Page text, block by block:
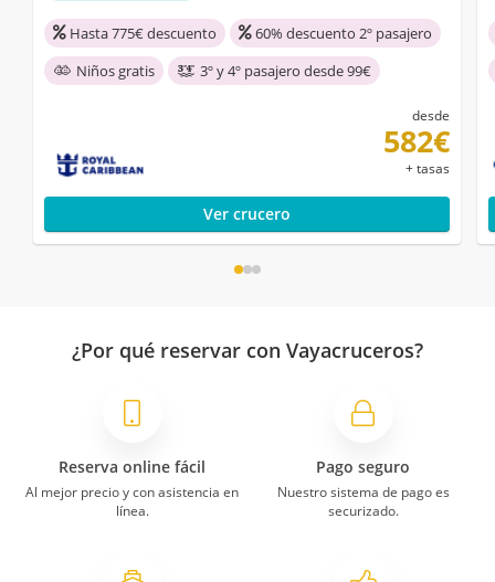
Hasta 775€ descuento
60% descuento 2º pasajero
Niños gratis
3º y 4º pasajero desde 99€
desde
582€
+ tasas
Ver crucero
¿Por qué reservar con Vayacruceros?
Reserva online fácil
Al mejor precio y con asistencia en
línea.
Pago seguro
Nuestro sistema de pago es
securizado.